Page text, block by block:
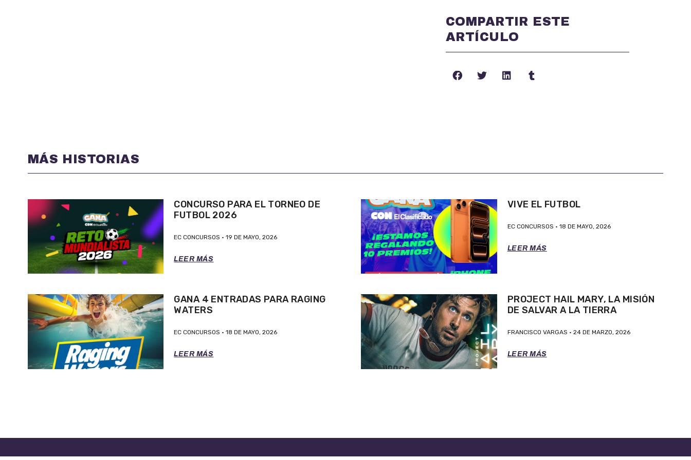
COMPARTIR ESTE
ARTÍCULO
MÁS HISTORIAS
CONCURSO PARA EL TORNEO DE
FUTBOL 2026
EC CONCURSOS 19 DE MAYO, 2026
LEER MÁS
VIVE EL FUTBOL
EC CONCURSOS 18 DE MAYO, 2026
LEER MÁS
GANA 4 ENTRADAS PARA RAGING
WATERS
EC CONCURSOS 18 DE MAYO, 2026
LEER MÁS
PROJECT HAIL MARY, LA MISIÓN
DE SALVAR A LA TIERRA
FRANCISCO VARGAS 24 DE MARZO, 2026
LEER MÁS